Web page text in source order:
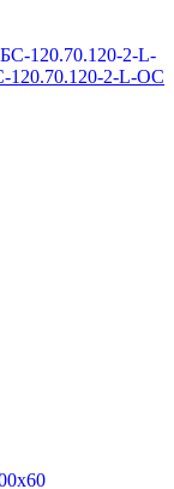
120.70.120-2-L-ОС